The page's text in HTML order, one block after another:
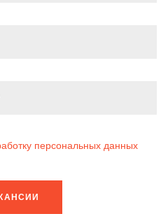
персональных данных